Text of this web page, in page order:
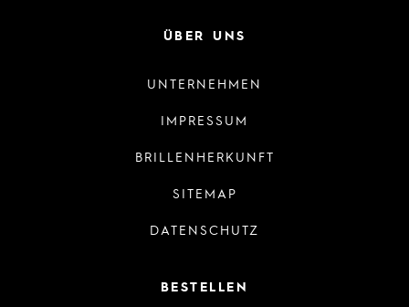
ÜBER UNS
UNTERNEHMEN
IMPRESSUM
BRILLENHERKUNFT
SITEMAP
DATENSCHUTZ
BESTELLEN